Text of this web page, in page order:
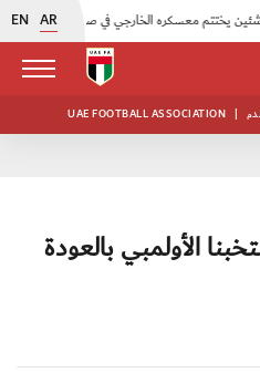
EN AR
UAE FOOTBALL ASSOCIATION |
الأولمبي بالعودة